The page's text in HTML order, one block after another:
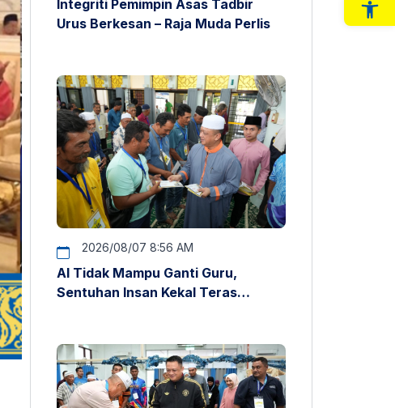
Integriti Pemimpin Asas Tadbir
Urus Berkesan – Raja Muda Perlis
2026/08/07 8:56 AM
AI Tidak Mampu Ganti Guru,
Sentuhan Insan Kekal Teras